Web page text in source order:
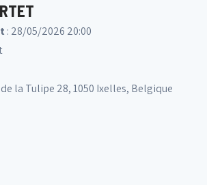
: 28/05/2026 20:00
de la Tulipe 28, 1050 Ixelles, Belgique